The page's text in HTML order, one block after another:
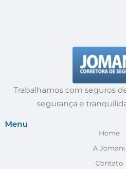
Trabalhamos com seguros
segurança e
Menu
Home
A Jomani
Contato